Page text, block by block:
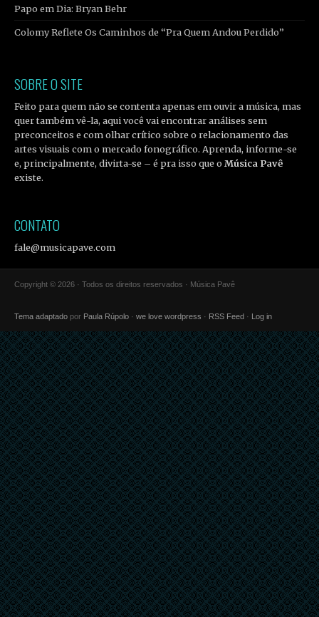
Papo em Dia: Bryan Behr
Colomy Reflete Os Caminhos de “Pra Quem Andou Perdido”
SOBRE O SITE
Feito para quem não se contenta apenas em ouvir a música, mas
quer também vê-la, aqui você vai encontrar análises sem
preconceitos e com olhar crítico sobre o relacionamento das
artes visuais com o mercado fonográfico. Aprenda, informe-se
e, principalmente, divirta-se – é pra isso que oMúsica Pavê
existe.
CONTATO
fale@musicapave.com
Copyright © 2026 · Todos os direitos reservados · Música Pavê
Tema adaptado por Paula Rúpolo · we love wordpress · RSS Feed · Log in